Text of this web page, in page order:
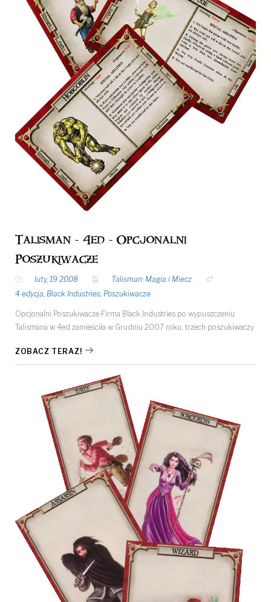
Talisman - 4ed - Opcjonalni
Poszukiwacze
luty, 19 2008
Talisman: Magia i Miecz
4 edycja, Black Industries, Poszukiwacze
Opcjonalni Poszukiwacze Firma Black Industries po wypuszczeniu
Talismana w 4ed zamieściła w Grudniu 2007 roku, trzech poszukiwaczy
ZOBACZ TERAZ!